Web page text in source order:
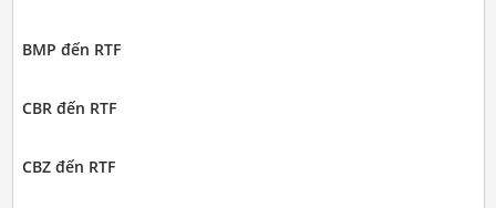
BMP đến RTF
CBR đến RTF
CBZ đến RTF